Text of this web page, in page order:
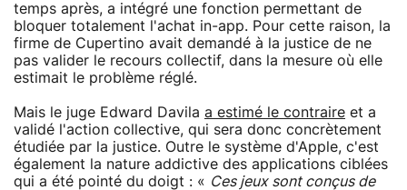
temps après, a intégré une fonction permettant de
bloquer totalement l'achat in-app. Pour cette raison, la
firme de Cupertino avait demandé à la justice de ne
pas valider le recours collectif, dans la mesure où elle
estimait le problème réglé.
Mais le juge Edward Davila a estimé le contraire et a
validé l'action collective, qui sera donc concrètement
étudiée par la justice. Outre le système d'Apple, c'est
également la nature addictive des applications ciblées
qui a été pointé du doigt : « Ces jeux sont conçus de